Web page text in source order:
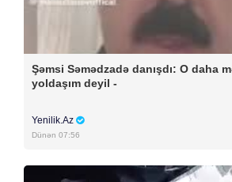
Şəmsi Səmədzadə danışdı: O daha
yoldaşım deyil -
Yenilik.Az
Dünən 07:56